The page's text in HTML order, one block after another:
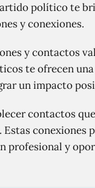
político te
y conexiones.
y contactos
te ofrecen
un impacto
contactos
conexiones
profesional y